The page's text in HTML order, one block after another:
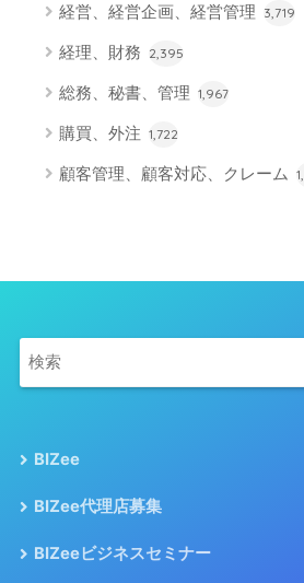
経営、経営企画、経営管理 3,719
経理、財務 2,395
総務、秘書、管理 1,967
購買、外注 1,722
顧客管理、顧客対応、クレーム
BIZee
BIZee代理店募集
BIZeeビジネスセミナー